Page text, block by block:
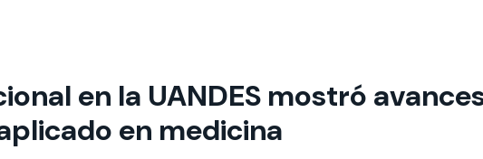
en la UANDES mostró
en medicina